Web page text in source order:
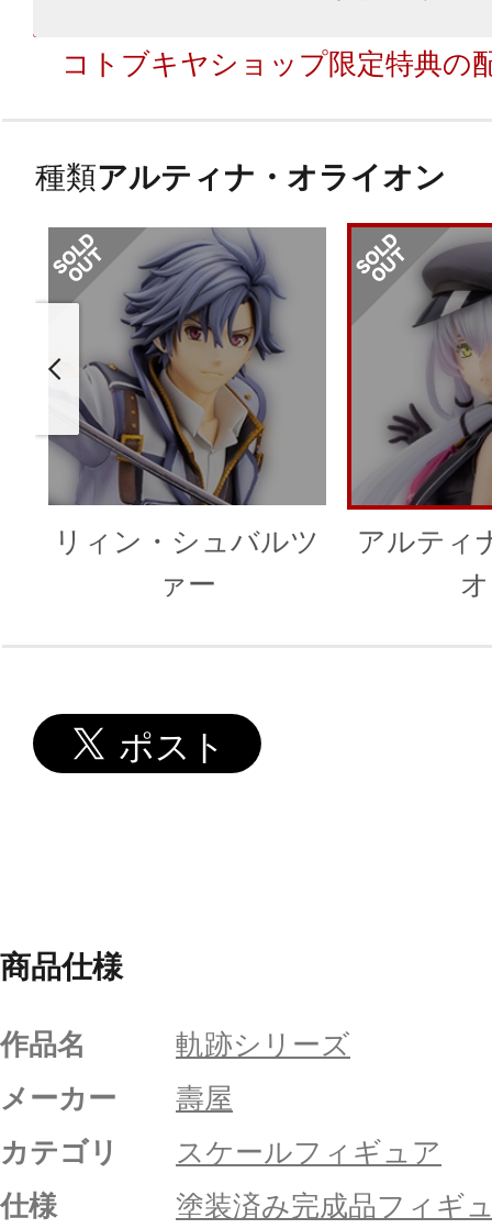
コトブキヤショップ限定特典の
種類アルティナ・オライオン
リィン・シュバルツ
ァー
アルティ
商品仕様
作品名
軌跡シリーズ
メーカー
壽屋
カテゴリ
スケールフィギュア
仕様
塗装済み完成品フィギ